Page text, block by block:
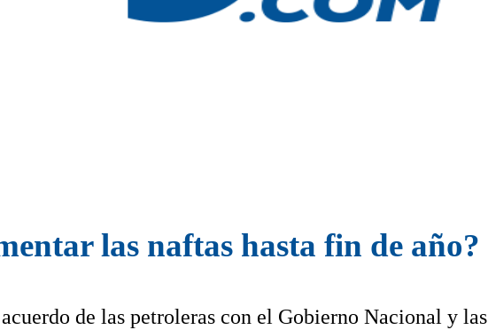
las naftas hasta fin de año?
de las petroleras con el Gobierno Nacional y las